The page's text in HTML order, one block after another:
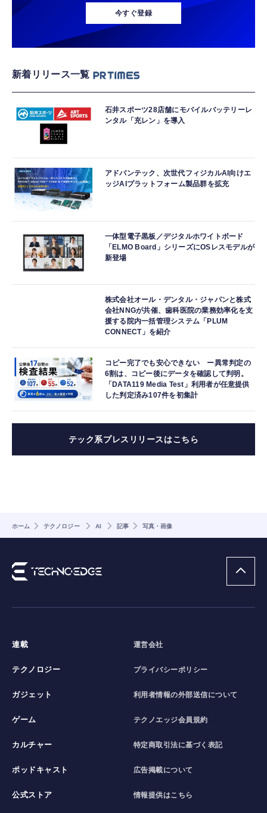
今すぐ登録
新着リリース一覧
石井スポーツ28店舗にモバイルバッテリーレ
ンタル「充レン」を導入
アドバンテック、次世代フィジカルAI向けエ
ッジAIプラットフォーム製品群を拡充
一体型電子黒板／デジタルホワイトボード
「ELMO Board」シリーズにOSレスモデルが
新登場
株式会社オール・デンタル・ジャパンと株式
会社NNGが共催、歯科医院の業務効率化を支
援する院内一括管理システム「PLUM
CONNECT」を紹介
コピー完了でも安心できない ー異常判定の
6割は、コピー後にデータを確認して判明。
「DATA119 Media Test」利用者が任意提供
した判定済み107件を初集計
テック系プレスリリースはこちら
ホーム テクノロジー AI 記事 写真・画像
連載
テクノロジー
ガジェット
ゲーム
カルチャー
ポッドキャスト
公式ストア
運営会社
プライバシーポリシー
利用者情報の外部送信について
テクノエッジ会員規約
特定商取引法に基づく表記
広告掲載について
情報提供はこちら